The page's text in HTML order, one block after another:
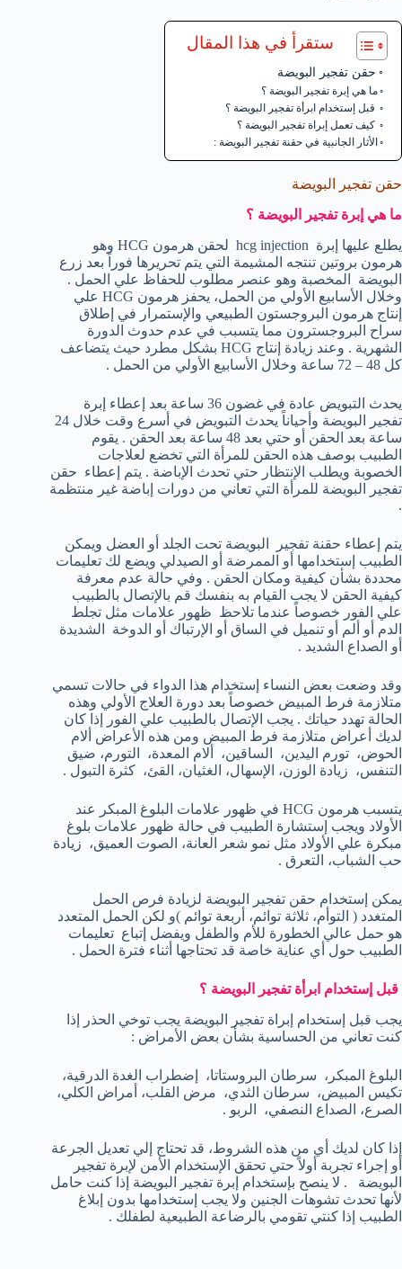
ستقرأ في هذا المقال
حقن تفجير البويضة
ما هي إبرة تفجير البويضة ؟
قبل إستخدام ابرأة تفجير البويضة ؟
كيف تعمل إبراة تفجير البويضة ؟
الأثار الجانبية في حقنة تفجير البويضة :
حقن تفجير البويضة
ما هي إبرة تفجير البويضة ؟
يطلع عليها إبرة hcg injection لحقن هرمون HCG وهو
هرمون بروتين تنتجه المشيمة التي يتم تحريرها فوراً بعد زرع
البويضة المخصبة وهو عنصر مطلوب للحفاظ علي الحمل .
وخلال الأسابيع الأولي من الحمل، يحفز هرمون HCG علي
إنتاج هرمون البروجستون الطبيعي والإستمرار في إطلاق
سراح البروجسترون مما يتسبب في عدم حدوث الدورة
الشهرية . وعند زيادة إنتاج HCG بشكل مطرد حيث يتضاعف
كل 48 – 72 ساعة وخلال الأسابيع الأولي من الحمل .
يحدث التبويض عادة في غضون 36 ساعة بعد إعطاء إبرة
تفجير البويضة وأحياناً يحدث التبويض في أسرع وقت خلال 24
ساعة بعد الحقن أو حتي بعد 48 ساعة بعد الحقن . يقوم
الطبيب بوصف هذه الحقن للمرأة التي تخضع لعلاجات
الخصوبة ويطلب الإنتظار حتي تحدث الإباضة . يتم إعطاء حقن
تفجير البويضة للمرأة التي تعاني من دورات إباضة غير منتظمة
.
يتم إعطاء حقنة تفجير البويضة تحت الجلد أو العضل ويمكن
الطبيب إستخدامها أو الممرضة أو الصيدلي ويضع لك تعليمات
محددة بشأن كيفية ومكان الحقن . وفي حالة عدم معرفة
كيفية الحقن لا يجب القيام به بنفسك قم بالإتصال بالطبيب
علي الفور خصوصاً عندما تلاحظ ظهور علامات مثل تجلط
الدم أو ألم أو تنميل في الساق أو الإرتباك أو الدوخة الشديدة
أو الصداع الشديد .
وقد وضعت بعض النساء إستخدام هذا الدواء في حالات تسمي
متلازمة فرط المبيض خصوصاً بعد دورة العلاج الأولي وهذه
الحالة تهدد حياتك . يجب الإتصال بالطبيب علي الفور إذا كان
لديك أعراض متلازمة فرط المبيض ومن هذه الأعراض ألام
الحوض، تورم اليدين، الساقين، ألام المعدة، التورم، ضيق
التنفس، زيادة الوزن، الإسهال، الغثيان، القئ، كثرة التبول .
يتسبب هرمون HCG في ظهور علامات البلوغ المبكر عند
الأولاد ويجب إستشارة الطبيب في حالة ظهور علامات بلوغ
مبكرة علي الأولاد مثل نمو شعر العانة، الصوت العميق، زيادة
حب الشباب، التعرق .
يمكن إستخدام حقن تفجير البويضة لزيادة فرص الحمل
المتغدد ( التوأم، ثلاثة توائم، أربعة توائم )و لكن الحمل المتعدد
هو حمل عالي الخطورة للأم والطفل ويفضل إتباع تعليمات
الطبيب حول أي عناية خاصة قد تحتاجها أثناء فترة الحمل .
قبل إستخدام ابرأة تفجير البويضة ؟
يجب قبل إستخدام إبراة تفجير البويضة يجب توخي الحذر إذا
كنت تعاني من الحساسية بشأن بعض الأمراض :
البلوغ المبكر، سرطان البروستاتا، إضطراب الغدة الدرقية،
تكيس المبيض، سرطان الثدي، مرض القلب، أمراض الكلي،
الصرع، الصداع النصفي، الربو .
إذا كان لديك أي من هذه الشروط، قد تحتاج إلي تعديل الجرعة
أو إجراء تجربة أولاً حتي تحقق الإستخدام الأمن لإبرة تفجير
البويضة . لا ينصح بإستخدام إبرة تفجير البويضة إذا كنت حامل
لأنها تحدث تشوهات الجنين ولا يجب إستخدامها بدون إبلاغ
الطبيب إذا كنتي تقومي بالرضاعة الطبيعية لطفلك .